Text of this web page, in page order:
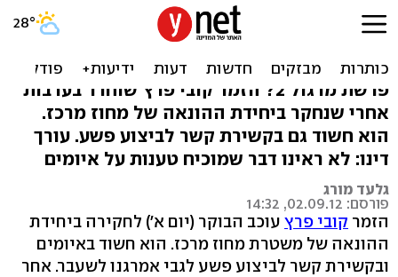
קובי פרץ נחקר בחשד שאיים
על אמרגנו לשעבר
פרשת מרגול 2? הזמר קובי פרץ שוחרר בערבות
אחרי שנחקר ביחידת ההונאה של מחוז מרכז.
הוא חשוד גם בקשירת קשר לביצוע פשע. עורך
דינו: לא ראינו דבר שמוכיח טענות על איומים
גלעד מורג
פורסם: 02.09.12, 14:32
הזמר קובי פרץ עוכב הבוקר (יום א') לחקירה ביחידת
ההונאה של משטרת מחוז מרכז. הוא חשוד באיומים
ובקשירת קשר לביצוע פשע לגבי אמרגנו לשעבר. אחר